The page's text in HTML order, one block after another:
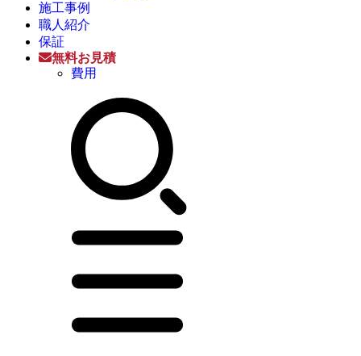
施工事例
職人紹介
保証
無料お見積
費用